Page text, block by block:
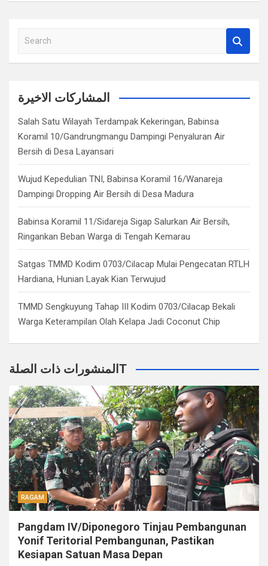
a
c
المشاركات الاخيرة
Salah Satu Wilayah Terdampak Kekeringan, Babinsa
Koramil 10/Gandrungmangu Dampingi Penyaluran Air
Bersih di Desa Layansari
Wujud Kepedulian TNI, Babinsa Koramil 16/Wanareja
Dampingi Dropping Air Bersih di Desa Madura
Babinsa Koramil 11/Sidareja Sigap Salurkan Air Bersih,
Ringankan Beban Warga di Tengah Kemarau
Satgas TMMD Kodim 0703/Cilacap Mulai Pengecatan RTLH
Hardiana, Hunian Layak Kian Terwujud
TMMD Sengkuyung Tahap III Kodim 0703/Cilacap Bekali
Warga Keterampilan Olah Kelapa Jadi Coconut Chip
المنشورات ذات الصلةT
RAGAM
Pangdam IV/Diponegoro Tinjau Pembangunan
Yonif Teritorial Pembangunan, Pastikan
Kesiapan Satuan Masa Depan